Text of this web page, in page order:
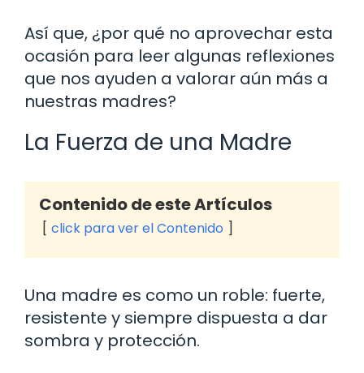
Así que, ¿por qué no aprovechar esta
ocasión para leer algunas reflexiones
que nos ayuden a valorar aún más a
nuestras madres?
La Fuerza de una Madre
Contenido de este Artículos
click para ver el Contenido
Una madre es como un roble: fuerte,
resistente y siempre dispuesta a dar
sombra y protección.